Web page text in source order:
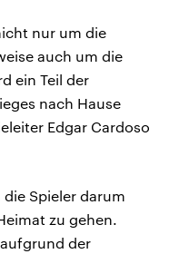
nur um die
auch um die
ein Teil der
nach Hause
Edgar Cardoso
Spieler darum
zu gehen.
der